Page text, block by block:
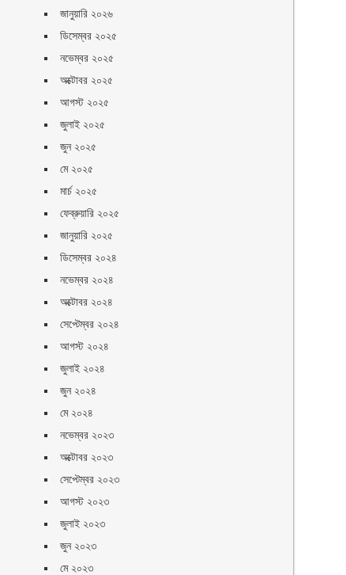
জানুয়ারি ২০২৬
ডিসেম্বর ২০২৫
নভেম্বর ২০২৫
অক্টোবর ২০২৫
আগস্ট ২০২৫
জুলাই ২০২৫
জুন ২০২৫
মে ২০২৫
মার্চ ২০২৫
ফেব্রুয়ারি ২০২৫
জানুয়ারি ২০২৫
ডিসেম্বর ২০২৪
নভেম্বর ২০২৪
অক্টোবর ২০২৪
সেপ্টেম্বর ২০২৪
আগস্ট ২০২৪
জুলাই ২০২৪
জুন ২০২৪
মে ২০২৪
নভেম্বর ২০২৩
অক্টোবর ২০২৩
সেপ্টেম্বর ২০২৩
আগস্ট ২০২৩
জুলাই ২০২৩
জুন ২০২৩
মে ২০২৩